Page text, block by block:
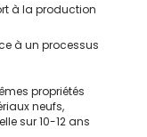
à la production
à un processus
propriétés
neufs,
sur 10-12 ans